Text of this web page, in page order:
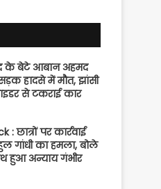
के बेटे आबान अहमद
हादसे में मौत, झांसी
से टकराई कार
छात्रों पर कार्रवाई
गांधी का हमला, बोले
हुआ अन्याय गंभीर